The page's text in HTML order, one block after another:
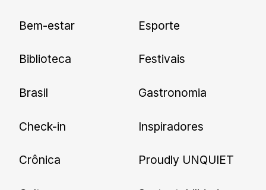
nossas novidades.
Bem-estar
Biblioteca
Brasil
Check-in
Crônica
Esporte
Festivais
Gastronomia
Inspiradores
Proudly UNQUIET